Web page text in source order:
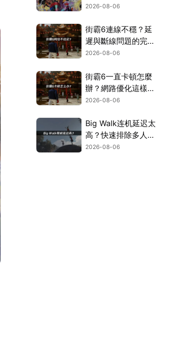
對策！
2026-08-06
街霸6連線不穩？延
遲與斷線問題的完整
解決指南！
2026-08-06
街霸6一直卡頓怎麼
辦？網路優化這樣解
決！
2026-08-06
Big Walk连机延迟太
高？快速排除多人游
玩卡顿困扰！
2026-08-06